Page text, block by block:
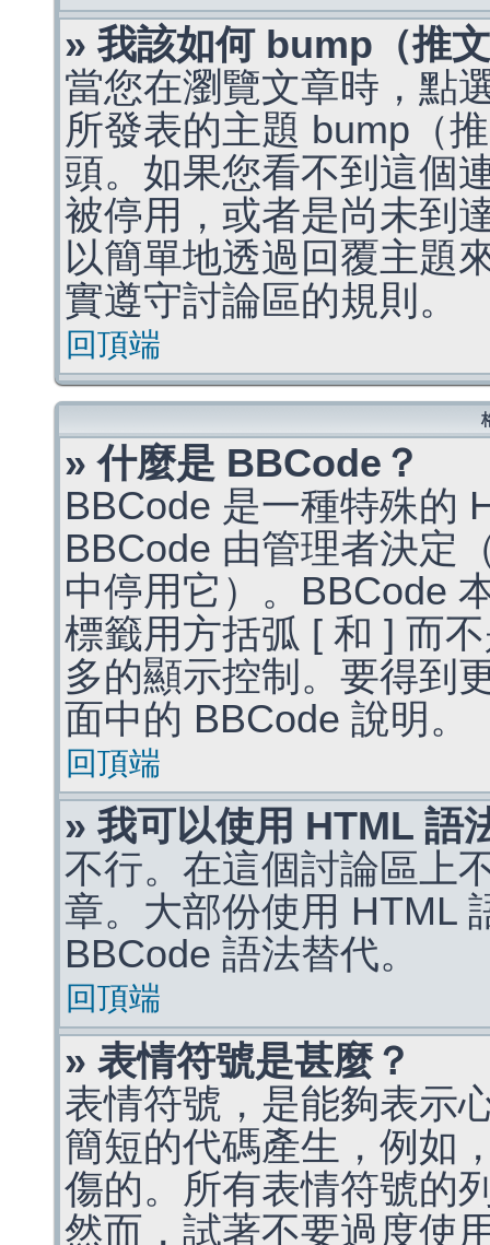
» 我該如何 bump（推
當您在瀏覽文章時，點
所發表的主題 bump（
頭。如果您看不到這個
被停用，或者是尚未到
以簡單地透過回覆主題
實遵守討論區的規則。
回頂端
» 什麼是 BBCode？
BBCode 是一種特殊的
BBCode 由管理者決定
中停用它）。BBCode
標籤用方括弧 [ 和 ] 而
多的顯示控制。要得到
面中的 BBCode 說明。
回頂端
» 我可以使用 HTML 語
不行。在這個討論區上
章。大部份使用 HTML
BBCode 語法替代。
回頂端
» 表情符號是甚麼？
表情符號，是能夠表示
簡短的代碼產生，例如
傷的。所有表情符號的
然而，試著不要過度使